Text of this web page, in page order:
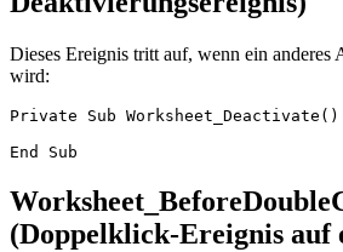
Dieses Ereignis tritt auf, wenn ein anderes
wird:
Private Sub Worksheet_Deactivate()
(Doppelklick-Ereignis auf